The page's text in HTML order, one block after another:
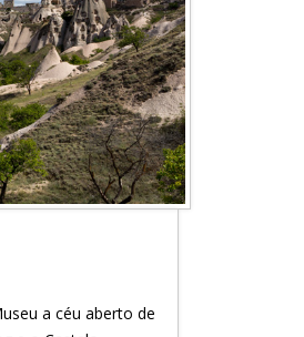
a céu aberto de